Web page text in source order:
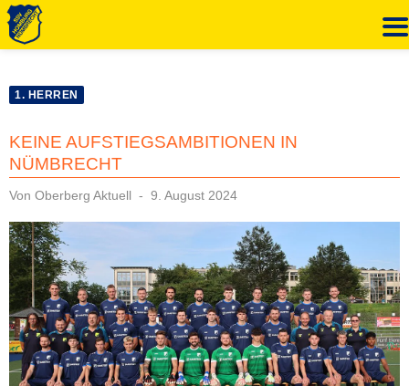
Inhalt
1. HERREN
KEINE AUFSTIEGSAMBITIONEN IN
NÜMBRECHT
Von Oberberg Aktuell
Veröffentlicht
9. August 2024